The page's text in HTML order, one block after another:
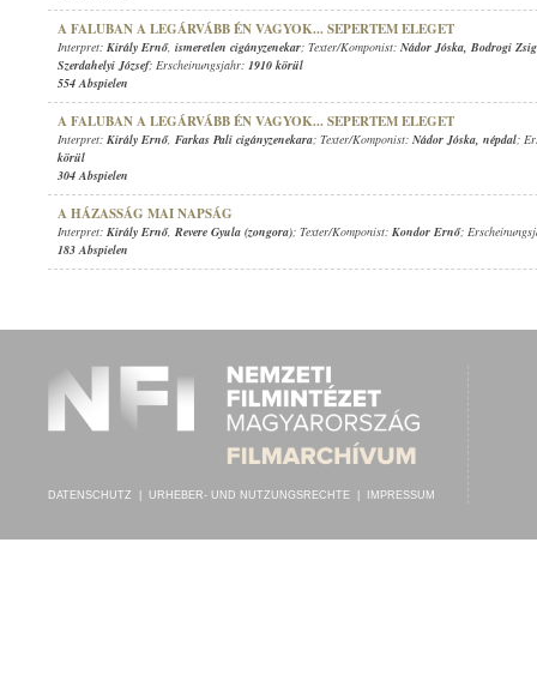
A FALUBAN A LEGÁRVÁBB ÉN VAGYOK... SEPERTEM ELEGET
Interpret: Király Ernő, ismeretlen cigányzenekar; Texter/Komponist: Nádor Jóska, Bodrogi
Szerdahelyi József; Erscheinungsjahr: 1910 körül
554 Abspielen
A FALUBAN A LEGÁRVÁBB ÉN VAGYOK... SEPERTEM ELEGET
Interpret: Király Ernő, Farkas Pali cigányzenekara; Texter/Komponist: Nádor Jóska, népdal;
körül
304 Abspielen
A HÁZASSÁG MAI NAPSÁG
Interpret: Király Ernő, Revere Gyula (zongora); Texter/Komponist: Kondor Ernő;
183 Abspielen
DATENSCHUTZ URHEBER- UND NUTZUNGSRECHTE IMPRESSUM